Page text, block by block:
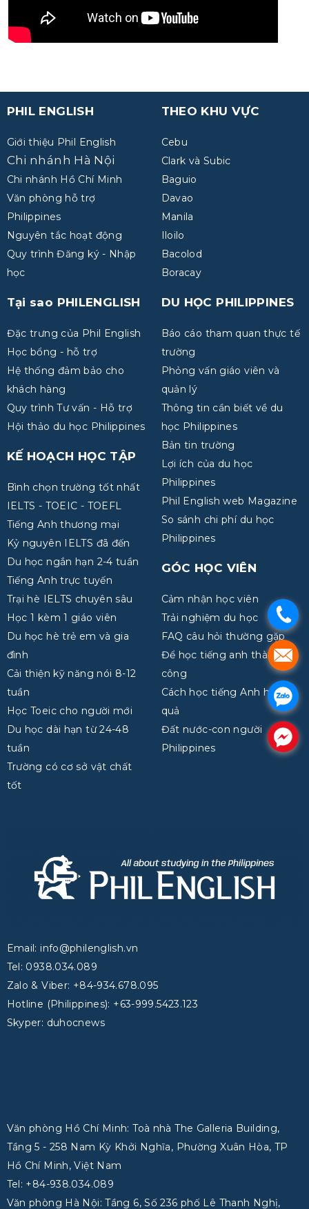
PHIL ENGLISH
Giới thiệu Phil English
Chi nhánh Hà Nội
Chi nhánh Hồ Chí Minh
Văn phòng hỗ trợ
Philippines
Nguyên tắc hoạt động
Quy trình Đăng ký - Nhập
học
Tại sao PHILENGLISH
Đặc trưng của Phil English
Học bổng - hỗ trợ
Hệ thống đảm bảo cho
khách hàng
Quy trình Tư vấn - Hỗ trợ
Hội thảo du học Philippines
KẾ HOẠCH HỌC TẬP
Bình chọn trường tốt nhất
IELTS - TOEIC - TOEFL
Tiếng Anh thương mại
Kỷ nguyên IELTS đã đến
Du học ngắn hạn 2-4 tuần
Tiếng Anh trực tuyến
Trại hè IELTS chuyên sâu
Học 1 kèm 1 giáo viên
Du học hè trẻ em và gia
đình
Cải thiện kỹ năng nói 8-12
tuần
Học Toeic cho người mới
Du học dài hạn từ 24-48
tuần
Trường có cơ sở vật chất
tốt
THEO KHU VỰC
Cebu
Clark và Subic
Baguio
Davao
Manila
Iloilo
Bacolod
Boracay
DU HỌC PHILIPPINES
Báo cáo tham quan thực tế
trường
Phỏng vấn giáo viên và
quản lý
Thông tin cần biết về du
học Philippines
Bản tin trường
Lợi ích của du học
Philippines
Phil English web Magazine
So sánh chi phí du học
Philippines
GÓC HỌC VIÊN
Cảm nhận học viên
Trải nghiệm du học
FAQ câu hỏi thường gặp
Để học tiếng anh thành
công
Cách học tiếng Anh hiệu
quả
Đất nước-con người
Philippines
Email: info@philenglish.vn
Tel: 0938.034.089
Zalo & Viber: +84-934.678.095
Hotline (Philippines): +63-999.5423.123
Skyper: duhocnews
Văn phòng Hồ Chí Minh: Toà nhà The Galleria Building,
Tầng 5 - 258 Nam Kỳ Khởi Nghĩa, Phường Xuân Hòa, TP
Hồ Chí Minh, Việt Nam
Tel: +84-938.034.089
Văn phòng Hà Nội: Tầng 6, Số 236 phố Lê Thanh Nghị,
.
.
.
.